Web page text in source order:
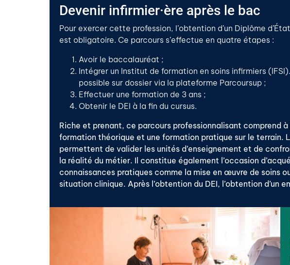
Devenir infirmier·ère après le bac
Pour exercer cette profession, l’obtention d’un Diplôme
est obligatoire. Ce parcours s’effectue en quatre étapes :
Avoir le baccalauréat ;
Intégrer un Institut de formation en soins infirmiers
possible sur dossier via la plateforme Parcoursup ;
Effectuer une formation de 3 ans ;
Obtenir le DEI à la fin du cursus.
Riche et prenant, ce parcours professionnalisant comprend
formation théorique et une formation pratique sur le terrain.
permettent de valider les unités d’enseignement et de
la réalité du métier. Il constitue également l’occasion
connaissances pratiques comme la mise en œuvre de soins ou
situation clinique. Après l’obtention du DEI, l’obtention d’un